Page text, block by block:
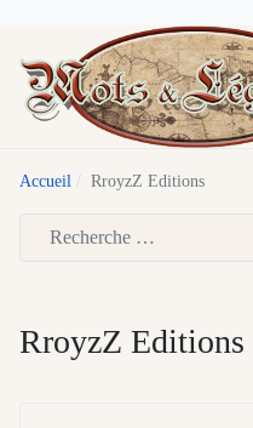
Accueil RroyzZ Editions
RroyzZ Editions